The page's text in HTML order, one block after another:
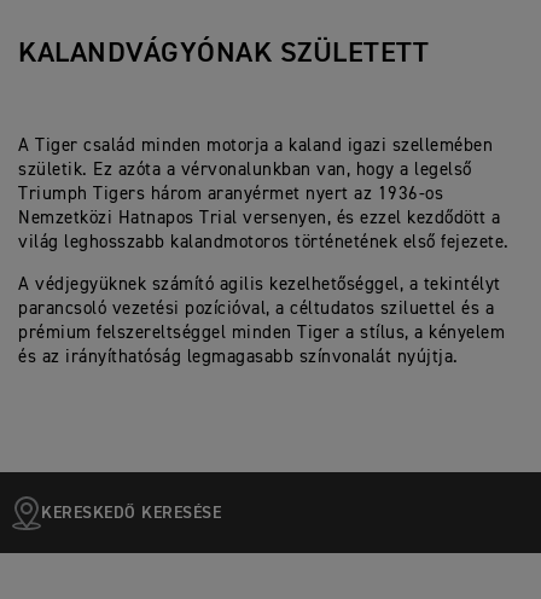
KALANDVÁGYÓNAK SZÜLETETT
A Tiger család minden motorja a kaland igazi szellemében
születik. Ez azóta a vérvonalunkban van, hogy a legelső
Triumph Tigers három aranyérmet nyert az 1936-os
Nemzetközi Hatnapos Trial versenyen, és ezzel kezdődött a
világ leghosszabb kalandmotoros történetének első fejezete.
A védjegyüknek számító agilis kezelhetőséggel, a tekintélyt
parancsoló vezetési pozícióval, a céltudatos sziluettel és a
prémium felszereltséggel minden Tiger a stílus, a kényelem
és az irányíthatóság legmagasabb színvonalát nyújtja.
KERESKEDŐ KERESÉSE